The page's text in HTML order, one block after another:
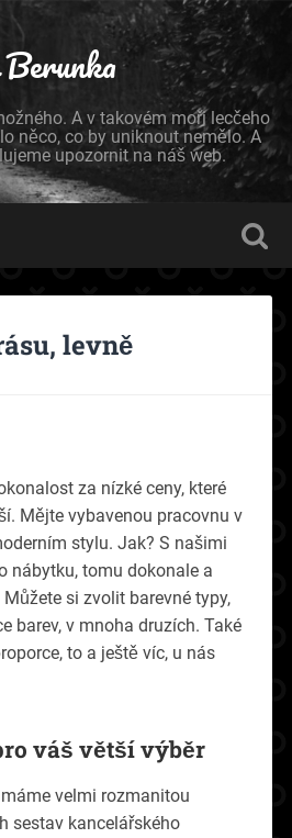
A v takovém moři lecčeho
něco, co by uniknout nemělo. A
upozornit na náš web.
levně
za nízké ceny, které
Mějte vybavenou pracovnu v
stylu. Jak? S našimi
nábytku, tomu dokonale a
si zvolit barevné typy,
barev, v mnoha druzích. Také
to a ještě víc, u nás
váš větší výběr
velmi rozmanitou
sestav kancelářského